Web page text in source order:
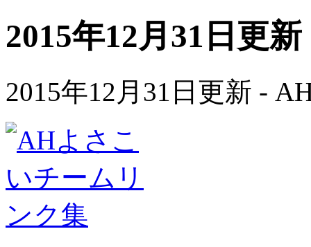
2015年12月31日更
2015年12月31日更新 -